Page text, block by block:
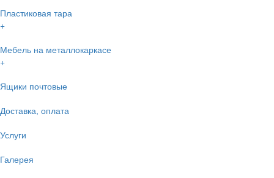
Пластиковая тара
+
Мебель на металлокаркасе
+
Ящики почтовые
Доставка, оплата
Услуги
Галерея